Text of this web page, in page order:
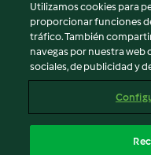
Términos de uso
Política de privacidad
Aviso legal
Información legal
Reportar contenido
Utilizamos cookies para
proporcionar funciones
tráfico. También
navegas por nuestra web
sociales, de publicidad y